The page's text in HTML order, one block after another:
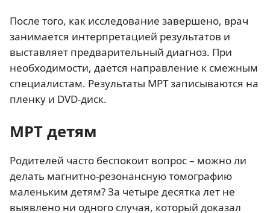
После того, как исследование завершено, врач
занимается интерпретацией результатов и
выставляет предварительный диагноз. При
необходимости, дается направление к смежным
специалистам. Результаты МРТ записываются на
пленку и DVD-диск.
МРТ детям
Родителей часто беспокоит вопрос – можно ли
делать магнитно-резонансную томографию
маленьким детям? За четыре десятка лет не
выявлено ни одного случая, который доказал